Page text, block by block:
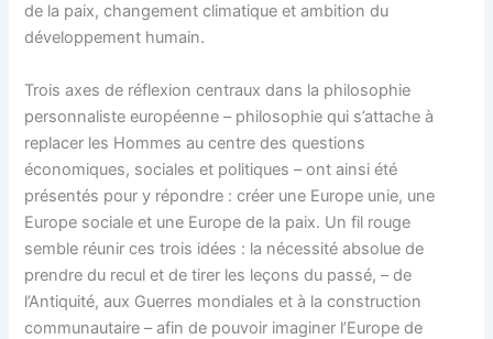
de la paix, changement climatique et ambition du
développement humain.
Trois axes de réflexion centraux dans la philosophie
personnaliste européenne – philosophie qui s’attache à
replacer les Hommes au centre des questions
économiques, sociales et politiques – ont ainsi été
présentés pour y répondre : créer une Europe unie, une
Europe sociale et une Europe de la paix. Un fil rouge
semble réunir ces trois idées : la nécessité absolue de
prendre du recul et de tirer les leçons du passé, – de
l’Antiquité, aux Guerres mondiales et à la construction
communautaire – afin de pouvoir imaginer l’Europe de